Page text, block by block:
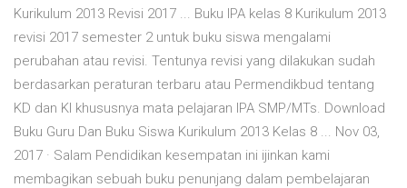
Kurikulum 2013 Revisi 2017 ... Buku IPA kelas 8 Kurikulum 2013
revisi 2017 semester 2 untuk buku siswa mengalami
perubahan atau revisi. Tentunya revisi yang dilakukan sudah
berdasarkan peraturan terbaru atau Permendikbud tentang
KD dan KI khususnya mata pelajaran IPA SMP/MTs. Download
Buku Guru Dan Buku Siswa Kurikulum 2013 Kelas 8 ... Nov 03,
2017 · Salam Pendidikan kesempatan ini ijinkan kami
membagikan sebuah buku penunjang dalam pembelajaran